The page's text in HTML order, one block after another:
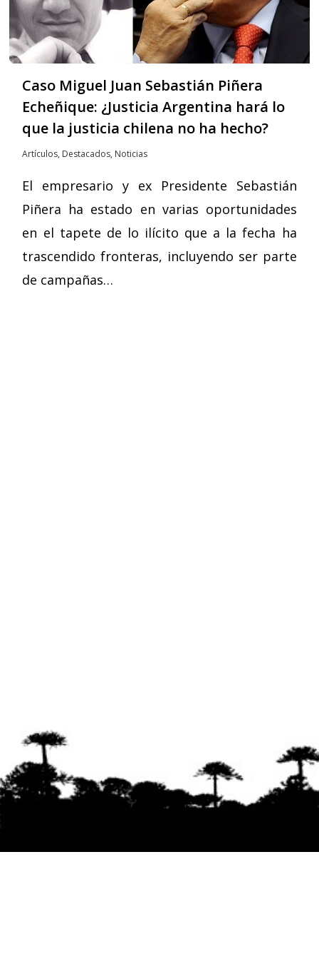
Caso Miguel Juan Sebastián Piñera
Echeñique: ¿Justicia Argentina hará lo
que la justicia chilena no ha hecho?
Artículos, Destacados, Noticias
El empresario y ex Presidente Sebastián
Piñera ha estado en varias oportunidades
en el tapete de lo ilícito que a la fecha ha
trascendido fronteras, incluyendo ser parte
de campañas…